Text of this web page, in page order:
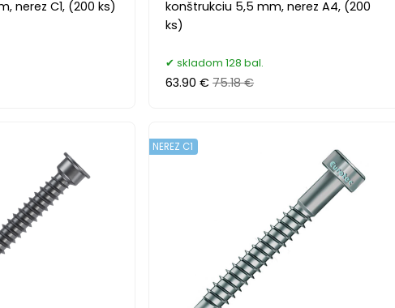
nerez C1, (200 ks)
konštrukciu 5,5 mm, nerez A4, (200
ks)
skladom 128 bal.
63.90 € 75.18 €
NEREZ C1